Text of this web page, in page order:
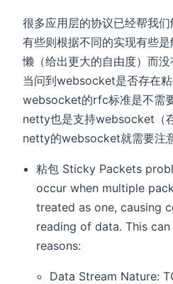
很多应用层的协议已经帮我
有些则根据不同的实现有些
懒（给出更大的自由度）而
当问到websocket是否存在
websocket的rfc标准是不需
netty也是支持websocket（
netty的websocket就需要注
粘包 Sticky Packets
occur when multiple
treated as one, causing
reading of data. This
reasons:
Data Stream Nature: